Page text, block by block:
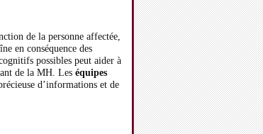
de la personne affectée,
en conséquence des
possibles peut aider à
de la MH. Les équipes
d’informations et de